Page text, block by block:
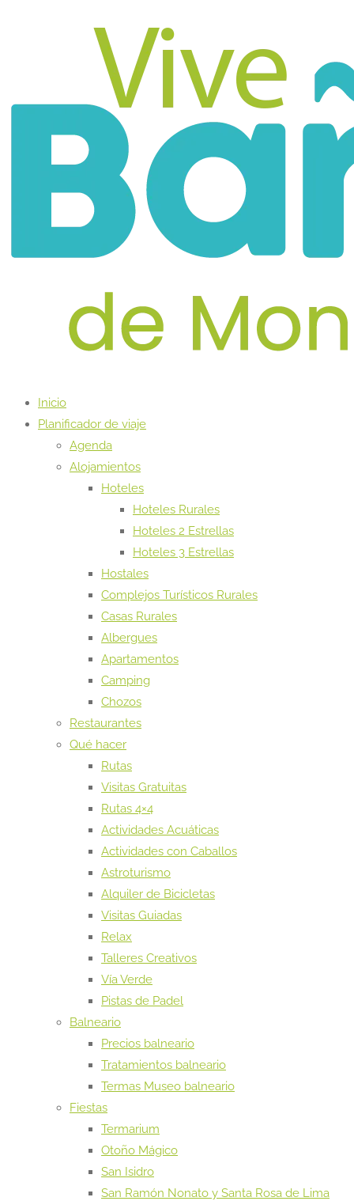
Inicio
Planificador de viaje
Agenda
Alojamientos
Hoteles
Hoteles Rurales
Hoteles 2 Estrellas
Hoteles 3 Estrellas
Hostales
Complejos Turísticos Rurales
Casas Rurales
Albergues
Apartamentos
Camping
Chozos
Restaurantes
Qué hacer
Rutas
Visitas Gratuitas
Rutas 4×4
Actividades Acuáticas
Actividades con Caballos
Astroturismo
Alquiler de Bicicletas
Visitas Guiadas
Relax
Talleres Creativos
Vía Verde
Pistas de Padel
Balneario
Precios balneario
Tratamientos balneario
Termas Museo balneario
Fiestas
Termarium
Otoño Mágico
San Isidro
San Ramón Nonato y Santa Rosa de Lima